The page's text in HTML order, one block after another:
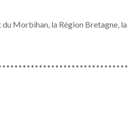
Morbihan, la Région Bretagne, la